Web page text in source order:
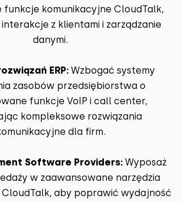
funkcje komunikacyjne CloudTalk,
z klientami i zarządzanie
danymi.
ERP: Wzbogać systemy
zasobów przedsiębiorstwa o
funkcje VoIP i call center,
kompleksowe rozwiązania
dla firm.
Software Providers: Wyposaż
w zaawansowane narzędzia
CloudTalk, aby poprawić wydajność